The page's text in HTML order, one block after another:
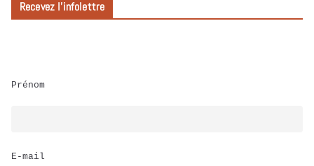
t
r
Recevez l’infolettre
Prénom
E-mail